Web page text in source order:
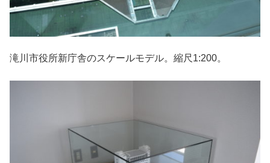
滝川市役所新庁舎のスケールモデル。縮尺1:200。